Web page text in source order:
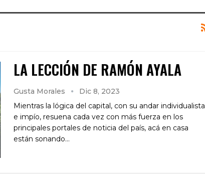
LA LECCIÓN DE RAMÓN AYALA
Gusta Morales
Dic 8, 2023
Mientras la lógica del capital, con su andar individualista
e impío, resuena cada vez con más fuerza en los
principales portales de noticia del país, acá en casa
están sonando…